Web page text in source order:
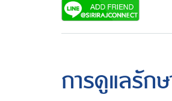
การดูแลรัก